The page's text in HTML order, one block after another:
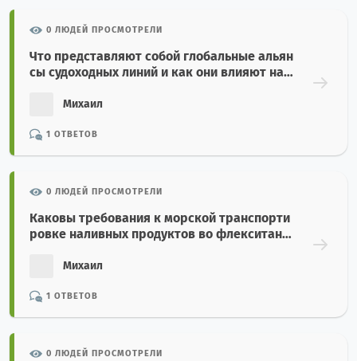
0 ЛЮДЕЙ ПРОСМОТРЕЛИ
Что представляют собой глобальные альян
сы судоходных линий и как они влияют на с
Михаил
1 ОТВЕТОВ
0 ЛЮДЕЙ ПРОСМОТРЕЛИ
Каковы требования к морской транспорти
ровке наливных продуктов во флекситанк
Михаил
1 ОТВЕТОВ
0 ЛЮДЕЙ ПРОСМОТРЕЛИ